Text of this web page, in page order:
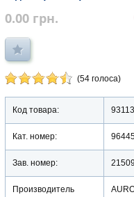
0.00 грн.
(54 голоса)
Код товара: 93113
Кат. номер:
Зав. номер:
Производитель